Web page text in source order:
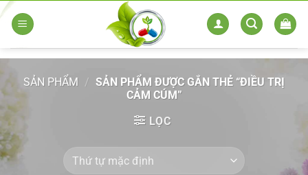
Skip
SẢN PHẨM / SẢN PHẨM ĐƯỢC GẮN THẺ “ĐIỀU TRỊ
CẢM CÚM”
LỌC